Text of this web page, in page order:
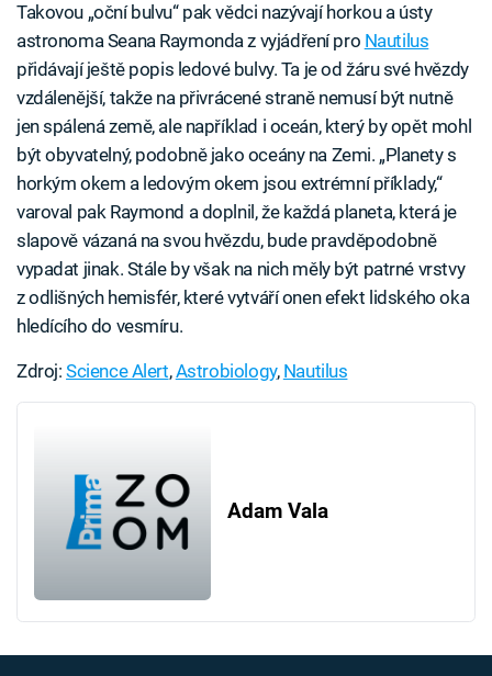
Takovou „oční bulvu“ pak vědci nazývají horkou a ústy
astronoma Seana Raymonda z vyjádření pro Nautilus
přidávají ještě popis ledové bulvy. Ta je od žáru své hvězdy
vzdálenější, takže na přivrácené straně nemusí být nutně
jen spálená země, ale například i oceán, který by opět mohl
být obyvatelný, podobně jako oceány na Zemi. „Planety s
horkým okem a ledovým okem jsou extrémní příklady,“
varoval pak Raymond a doplnil, že každá planeta, která je
slapově vázaná na svou hvězdu, bude pravděpodobně
vypadat jinak. Stále by však na nich měly být patrné vrstvy
z odlišných hemisfér, které vytváří onen efekt lidského oka
hledícího do vesmíru.
Zdroj:Science Alert,Astrobiology, Nautilus
Adam Vala